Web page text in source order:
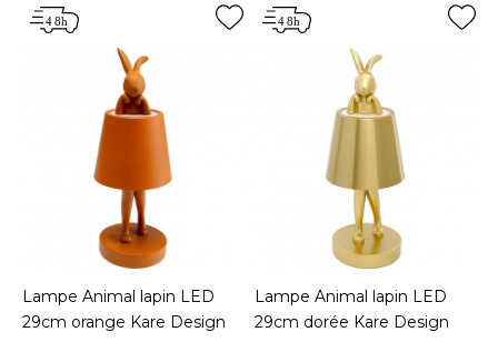
Lampe Animal lapin LED
29cm orange Kare Design
Lampe Animal lapin LED
29cm dorée Kare Design